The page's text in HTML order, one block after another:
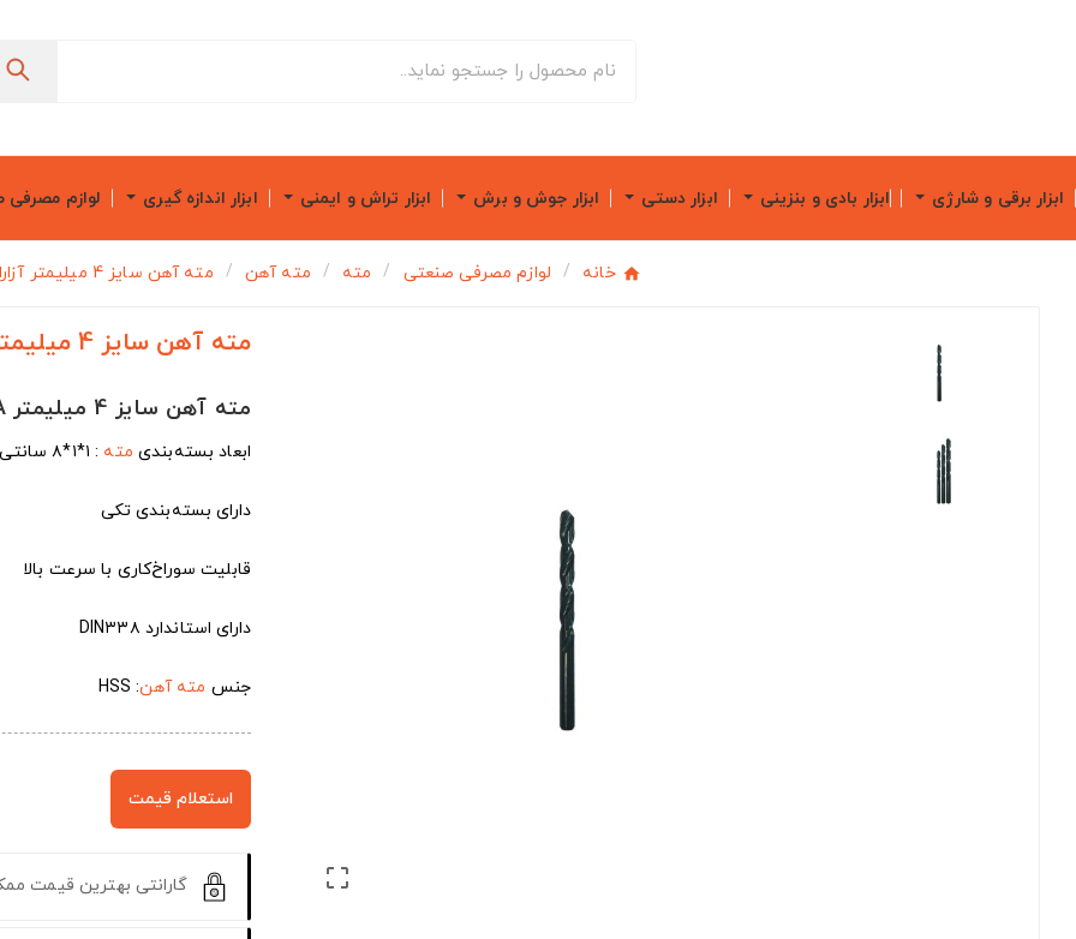
ابزار برقی و شارژی ابزار بادی و بنزینی ابزار دستی ابزار جوش و برش ابزار تراش و ایمنی ابزار اندازه گیری لوازم
خانه لوازم مصرفی صنعتی مته مته آهن مته آهن سایز 4 میلیمتر آزارا مدل 2218900

مته آهن سایز 4 میلیمتر آزارا مدل 2218900
مته آهن سایز 4 میلیمتر AZARA مدل 2218900
ابعاد بسته‌بندی مته : ۱*۱*۸ سانتی‌متر
دارای بسته‌بندی تکی
قابلیت سوراخ‌کاری با سرعت بالا
دارای استاندارد DIN۳۳۸
جنس مته آهن: HSS
استعلام قیمت
گارانتی بهترین قیمت